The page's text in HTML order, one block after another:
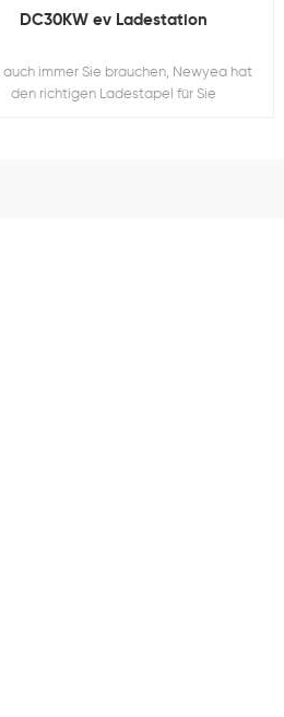
DC30KW ev Ladestation
auch immer Sie brauchen, Newyea hat
den richtigen Ladestapel für Sie